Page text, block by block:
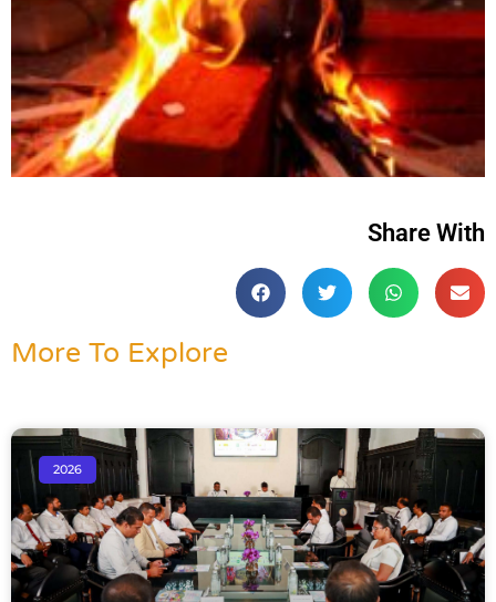
Share With
More To Explore
2026